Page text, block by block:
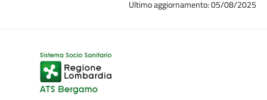
Ultimo aggiornamento: 05/08/2025